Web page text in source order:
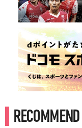
RECOMMEND